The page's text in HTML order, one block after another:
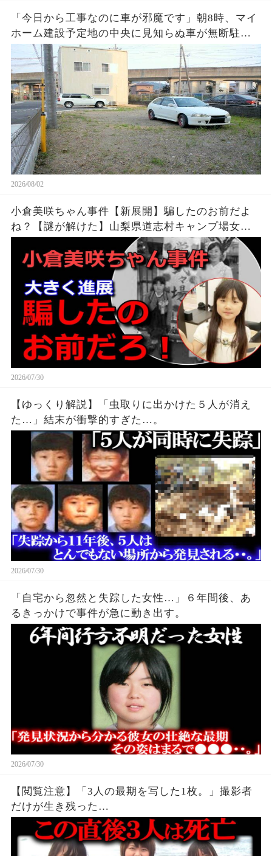
「今日から工事なのに車が邪魔です」朝8時、マイ
ホーム建設予定地の中央に見知らぬ車が無断駐
車…警察が見守る中、業者がショベルカーで周囲
を掘り始めると…
2026/08/02
小倉美咲ちゃん事件【新展開】騙したのお前だよ
ね？【謎が解けた】山梨県道志村キャンプ場女児
2026/07/30
【ゆっくり解説】「虫取りに出かけた５人が消え
た…」結末が衝撃的すぎた…。
2026/07/30
「自宅から忽然と失踪した女性…」６年間後、あ
るきっかけで事件が急に動き出す。
2026/07/30
【閲覧注意】「3人の最期を写した1枚。」撮影者
だけが生き残った…